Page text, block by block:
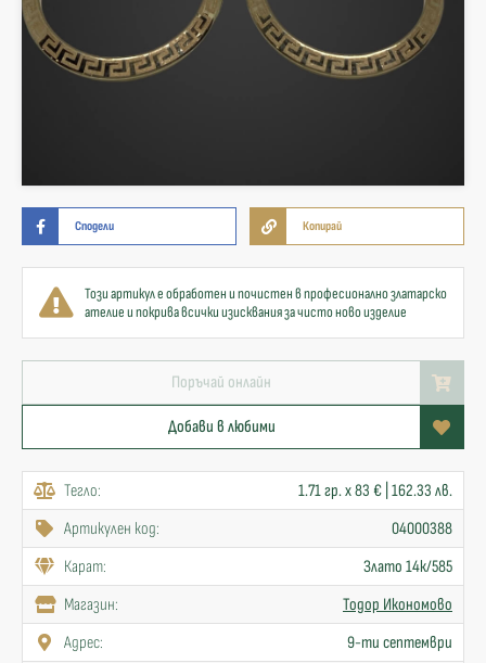
Сподели Копирай
Този артикул е обработен и почистен в професионално златарско
ателие и покрива всички изисквания за чисто ново изделие
Поръчай онлайн
Добави в любими
Тегло:
1.71 гр. x 83 € | 162.33 лв.
Артикулен код:
04000388
Карат:
Злато 14к/585
Mагазин:
Тодор Икономово
Адрес:
9-ти септември